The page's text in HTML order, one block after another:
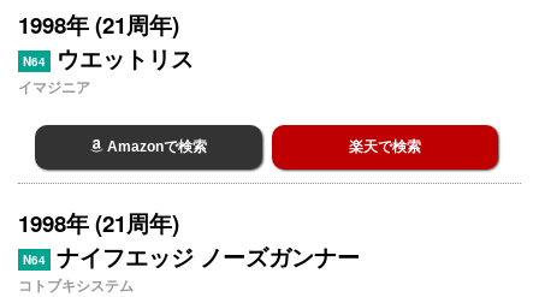
1998年 (21周年)
N64 ウエットリス
イマジニア
Amazonで検索 楽天で検索
1998年 (21周年)
N64 ナイフエッジ ノーズガンナー
コトブキシステム